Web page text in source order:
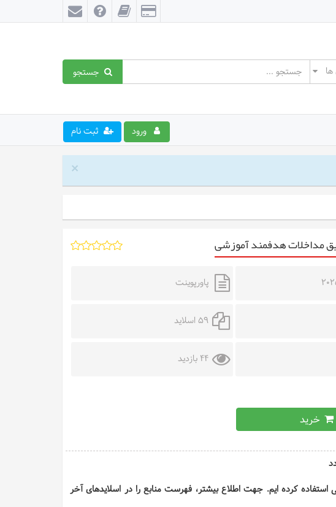
جستجو
ورود ثبت نام
×
مداخلات هدفمند آموزشی
پاورپوینت
59 اسلاید
44 بازدید
خرید
استفاده کرده ایم. جهت اطلاع بیشتر، فهرست منابع را در اسلایدهای آخر